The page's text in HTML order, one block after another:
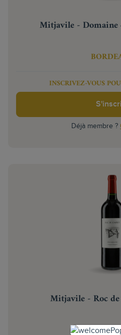
Mitjavile - Domaine
INSCRIVEZ-VOUS
Déjà membre ?
Mitjavile - Roc
CÔTES DE